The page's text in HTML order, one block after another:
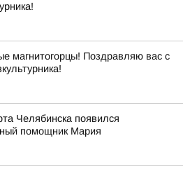
магнитогорцы! Поздравляю вас с
Челябинска появился
помощник Мария